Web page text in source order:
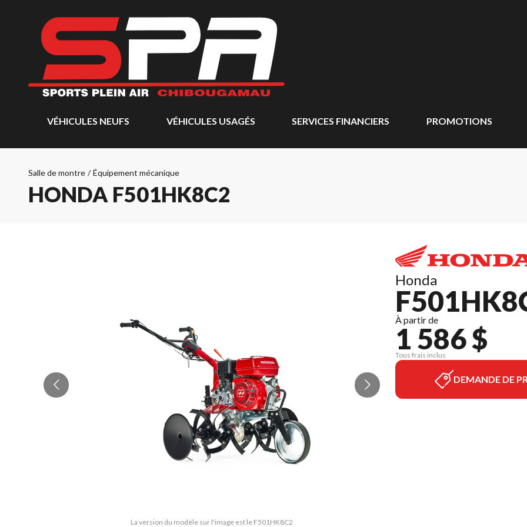
VÉHICULES NEUFS VÉHICULES USAGÉS SERVICES FINANCIERS PROMOTIONS
Salle de montre / Équipement mécanique
HONDA F501HK8C2
La version du modèle sur l'image est le F501HK8C2
Honda
À partir de
1 586 $
Tous frais inclus
DEMANDE DE